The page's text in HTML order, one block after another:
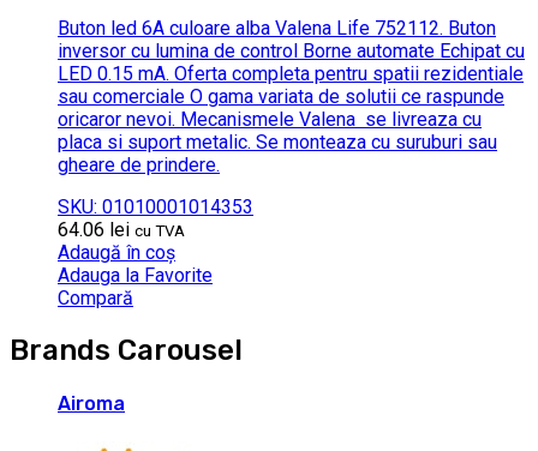
Buton led 6A culoare alba Valena Life 752112. Buton
inversor cu lumina de control Borne automate Echipat cu
LED 0.15 mA. Oferta completa pentru spatii rezidentiale
sau comerciale O gama variata de solutii ce raspunde
oricaror nevoi. Mecanismele Valena se livreaza cu
placa si suport metalic. Se monteaza cu suruburi sau
gheare de prindere.
SKU: 01010001014353
64.06 lei cu TVA
Adaugă în coș
Adauga la Favorite
Compară
Brands Carousel
Airoma